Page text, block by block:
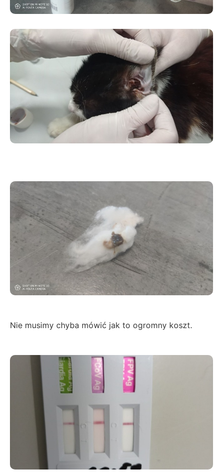
Nie musimy chyba mówić jak to ogromny koszt.